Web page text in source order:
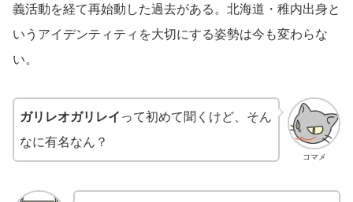
義活動を経て再始動した過去がある。北海道・稚内出身と
いうアイデンティティを大切にする姿勢は今も変わらな
い。
コマメ
ガリレオガリレイ って初めて聞くけど、そん
なに有名なん？